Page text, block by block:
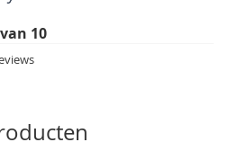
van 10